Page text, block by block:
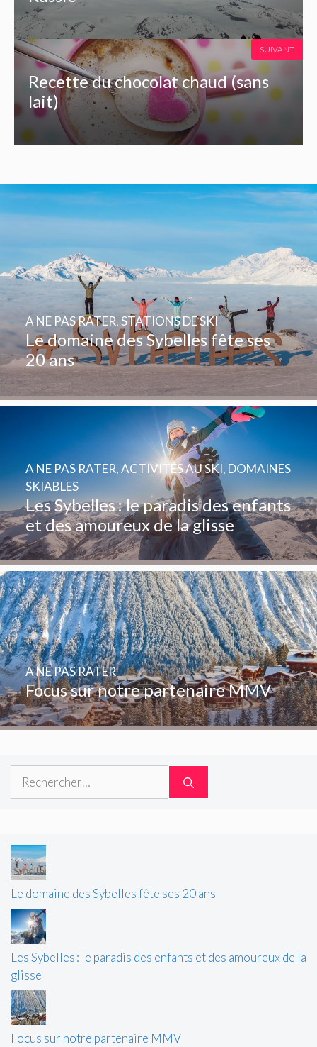
Recette du chocolat chaud (sans
lait)
SUIVANT
Le domaine des Sybelles fête ses
20 ans
A NE PAS RATER,STATIONS DE SKI
Les Sybelles : le paradis des enfants
et des amoureux de la glisse
A NE PAS RATER,ACTIVITÉS AU SKI, DOMAINES
SKIABLES
Focus sur notre partenaire MMV
A NE PAS RATER
Le domaine des Sybelles fête ses 20 ans
Les Sybelles : le paradis des enfants et des amoureux de la
glisse
Focus sur notre partenaire MMV